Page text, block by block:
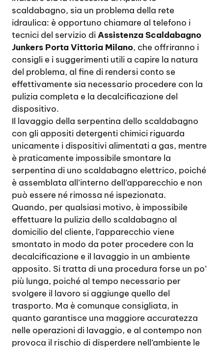
scaldabagno, sia un problema della rete
idraulica: è opportuno chiamare al telefono i
tecnici del servizio diAssistenza Scaldabagno
Junkers Porta Vittoria Milano, che offriranno i
consigli e i suggerimenti utili a capire la natura
del problema, al fine di rendersi conto se
effettivamente sia necessario procedere con la
pulizia completa e la decalcificazione del
dispositivo.
Il lavaggio della serpentina dello scaldabagno
con gli appositi detergenti chimici riguarda
unicamente i dispositivi alimentati a gas, mentre
è praticamente impossibile smontare la
serpentina di uno scaldabagno elettrico, poiché
è assemblata all’interno dell’apparecchio e non
può essere né rimossa né ispezionata.
Quando, per qualsiasi motivo, è impossibile
effettuare la pulizia dello scaldabagno al
domicilio del cliente, l’apparecchio viene
smontato in modo da poter procedere con la
decalcificazione e il lavaggio in un ambiente
apposito. Si tratta di una procedura forse un po’
più lunga, poiché al tempo necessario per
svolgere il lavoro si aggiunge quello del
trasporto. Ma è comunque consigliata, in
quanto garantisce una maggiore accuratezza
nelle operazioni di lavaggio, e al contempo non
provoca il rischio di disperdere nell’ambiente le